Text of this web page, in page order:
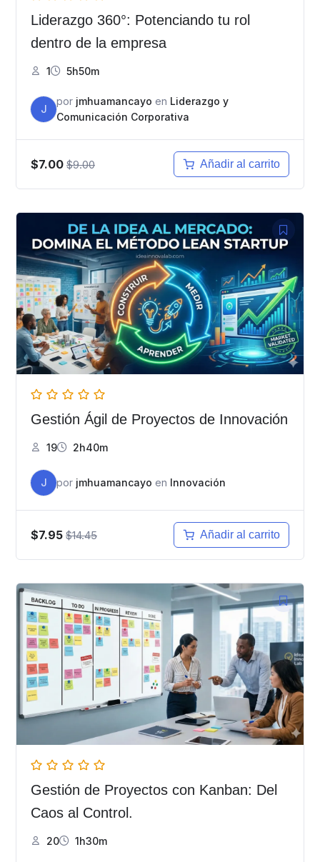
Liderazgo 360°: Potenciando tu rol
dentro de la empresa
1 5h50m
J
por jmhuamancayo en Liderazgo y
Comunicación Corporativa
$7.00 $9.00 Añadir al carrito
Gestión Ágil de Proyectos de Innovación
19 2h40m
J por jmhuamancayo en Innovación
$7.95 $14.45 Añadir al carrito
Gestión de Proyectos con Kanban: Del
Caos al Control.
20 1h30m